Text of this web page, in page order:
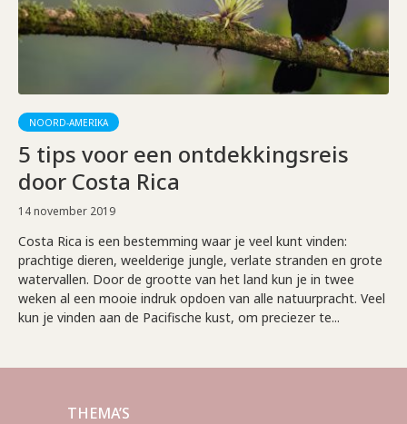
NOORD-AMERIKA
5 tips voor een ontdekkingsreis
door Costa Rica
14 november 2019
Costa Rica is een bestemming waar je veel kunt vinden:
prachtige dieren, weelderige jungle, verlate stranden en grote
watervallen. Door de grootte van het land kun je in twee
weken al een mooie indruk opdoen van alle natuurpracht. Veel
kun je vinden aan de Pacifische kust, om preciezer te...
THEMA’S